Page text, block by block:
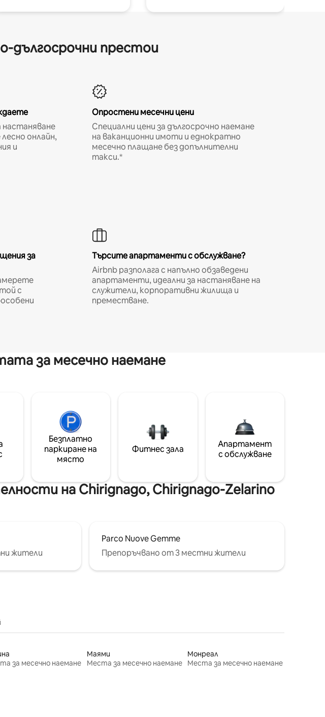
дългосрочни престои
онлайн,
и
Опростени месечни цени
Специални цени за дългосрочно наемане
на ваканционни имоти и еднократно
месечно плащане без допълнителни
такси.*
за
с
Търсите апартаменти с обслужване?
Airbnb разполага с напълно обзаведени
апартаменти, идеални за настаняване на
служители, корпоративни жилища и
преместване.
за месечно наемане
Безплатно
паркиране на
място
Фитнес зала
Апартамент
с обслужване
на Chirignago, Chirignago-Zelarino
жители
Parco Nuove Gemme
Препоръчвано от 3 местни жители
за месечно наемане
Маями
Места за месечно наемане
Монреал
Места за месечно наемане